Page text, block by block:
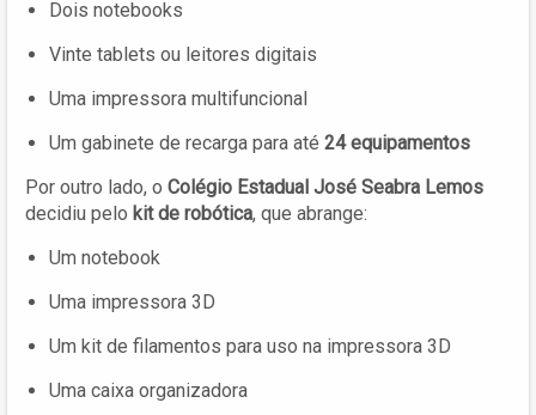
Dois notebooks
Vinte tablets ou leitores digitais
Uma impressora multifuncional
Um gabinete de recarga para até 24 equipamentos
Por outro lado, o Colégio Estadual José Seabra Lemos
decidiu pelo kit de robótica, que abrange:
Um notebook
Uma impressora 3D
Um kit de filamentos para uso na impressora 3D
Uma caixa organizadora